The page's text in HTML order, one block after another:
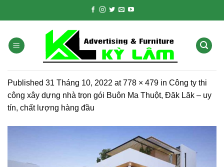
Published 31 Tháng 10, 2022 at778 × 479 in Công ty thi
công xây dựng nhà trọn gói Buôn Ma Thuột, Đăk Lăk – uy
tín, chất lượng hàng đầu